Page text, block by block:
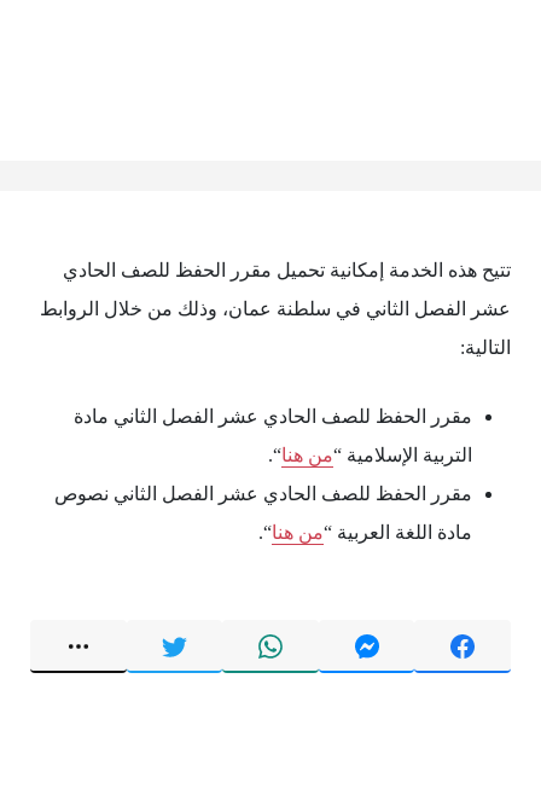
تتيح هذه الخدمة إمكانية تحميل مقرر الحفظ للصف الحادي
عشر الفصل الثاني في سلطنة عمان، وذلك من خلال الروابط
التالية:
مقرر الحفظ للصف الحادي عشر الفصل الثاني مادة
التربية الإسلامية “من هنا“.
مقرر الحفظ للصف الحادي عشر الفصل الثاني نصوص
مادة اللغة العربية “من هنا“.